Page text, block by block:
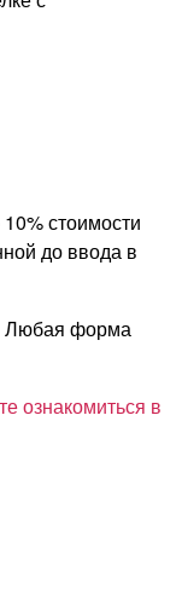
стоимости
до ввода в
Любая форма
ознакомиться в